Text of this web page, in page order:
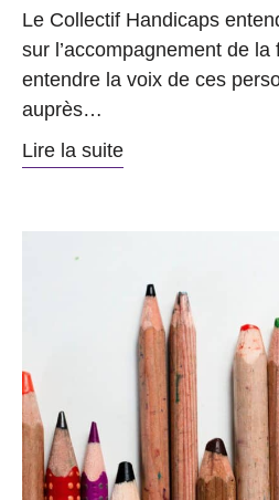
Le Collectif Handicaps
sur l’accompagnement de
entendre la voix de ces
auprès…
Lire la suite